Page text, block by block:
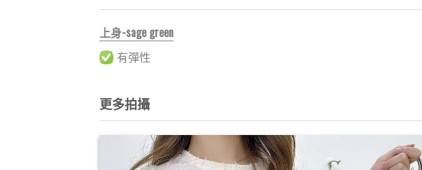
上身-sage green
有彈性
更多拍攝